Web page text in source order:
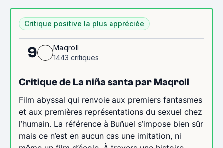
Critique positive la plus appréciée
9
Maqroll
1443 critiques
Critique de La niña santa par Maqroll
Film abyssal qui renvoie aux premiers fantasmes
et aux premières représentations du sexuel chez
l’humain. La référence à Buñuel s’impose bien sûr
mais ce n’est en aucun cas une imitation, ni